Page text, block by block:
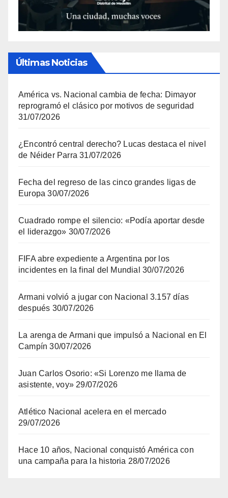
Últimas Noticias
América vs. Nacional cambia de fecha: Dimayor
reprogramó el clásico por motivos de seguridad
31/07/2026
¿Encontró central derecho? Lucas destaca el nivel
de Néider Parra 31/07/2026
Fecha del regreso de las cinco grandes ligas de
Europa 30/07/2026
Cuadrado rompe el silencio: «Podía aportar desde
el liderazgo» 30/07/2026
FIFA abre expediente a Argentina por los
incidentes en la final del Mundial 30/07/2026
Armani volvió a jugar con Nacional 3.157 días
después 30/07/2026
La arenga de Armani que impulsó a Nacional en El
Campín 30/07/2026
Juan Carlos Osorio: «Si Lorenzo me llama de
asistente, voy» 29/07/2026
Atlético Nacional acelera en el mercado
29/07/2026
Hace 10 años, Nacional conquistó América con
una campaña para la historia 28/07/2026